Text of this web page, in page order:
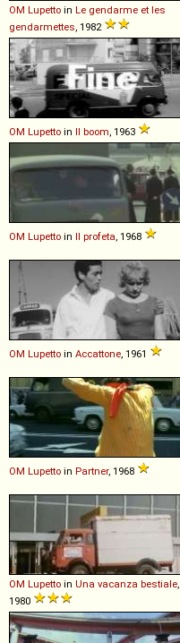
OM Lupetto in Le gendarme et les
gendarmettes, 1982
OM Lupetto in Il boom, 1963
OM Lupetto in Il profeta, 1968
OM Lupetto in Accattone, 1961
OM Lupetto in Partner, 1968
OM Lupetto in Una vacanza bestiale,
1980